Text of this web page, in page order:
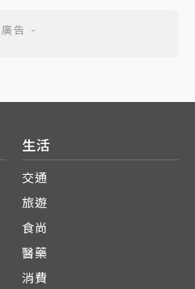
生活
交通
旅遊
食尚
醫藥
消費